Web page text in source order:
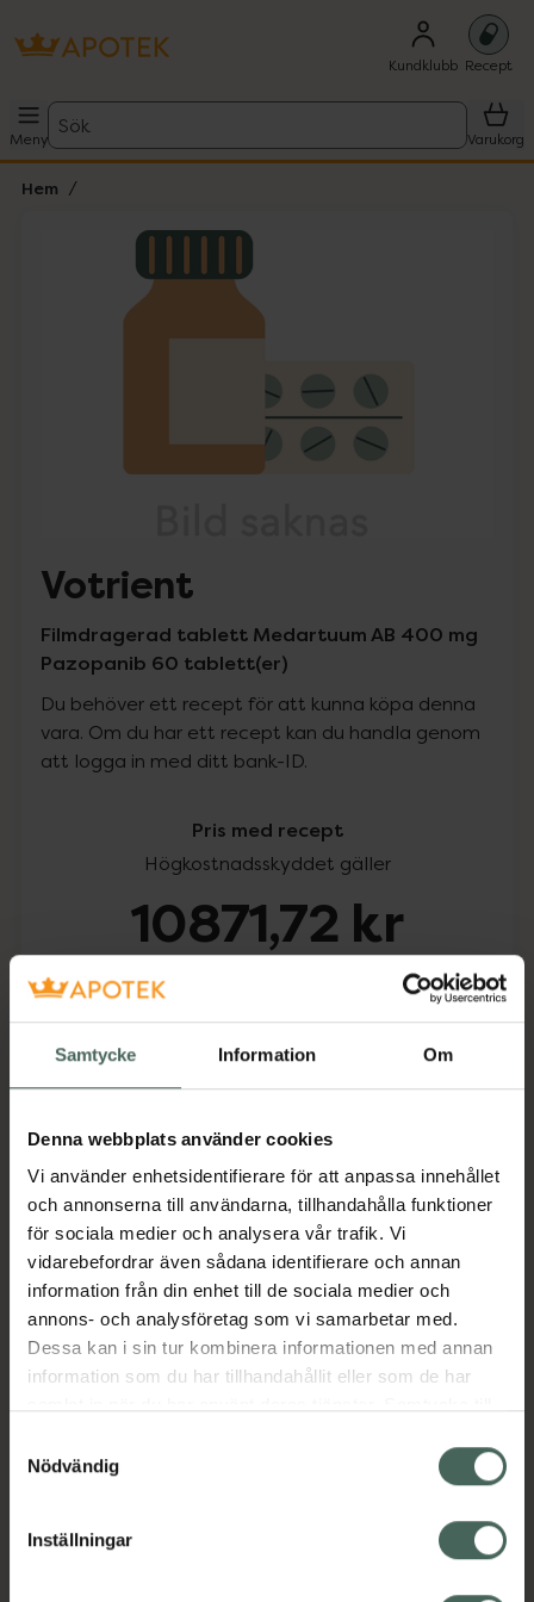
Samtycke Information Om
Denna webbplats använder cookies
Vi använder enhetsidentifierare för att anpassa innehållet
och annonserna till användarna, tillhandahålla funktioner
för sociala medier och analysera vår trafik. Vi
vidarebefordrar även sådana identifierare och annan
information från din enhet till de sociala medier och
annons- och analysföretag som vi samarbetar med.
Dessa kan i sin tur kombinera informationen med annan
information som du har tillhandahållit eller som de har
återkalla ditt samtycke via webbplatsens
cookieinställningar. Ett återkallat samtycke påverkar inte
lagligheten av behandling som skett innan återkallelsen.
Nödvändig
Inställningar
Kundklubb Recept
Meny
Sök
Varukorg
Hem
Lista: . Innehåller 1 objekt.
Votrient
Filmdragerad tablett Medartuum AB 400 mg
Pazopanib 60 tablett(er)
Du behöver ett recept för att kunna köpa denna
vara. Om du har ett recept kan du handla genom
att logga in med ditt bank-ID.
Pris med recept
Högkostnadsskyddet gäller
10871,72 kr
Köp via ditt recept
Beskrivning Dölj
Läs alltid bipacksedeln innan
användning.
EAN:07046263702605
Visa